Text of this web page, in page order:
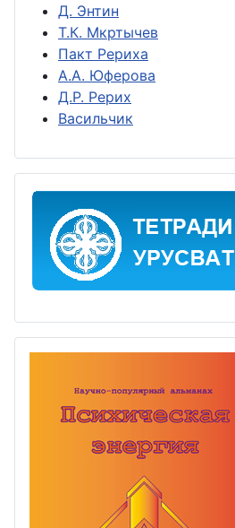
Д. Энтин
Т.К. Мкртычев
Пакт Рериха
А.А. Юферова
Д.Р. Рерих
Васильчик